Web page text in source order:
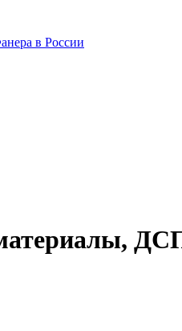
в России